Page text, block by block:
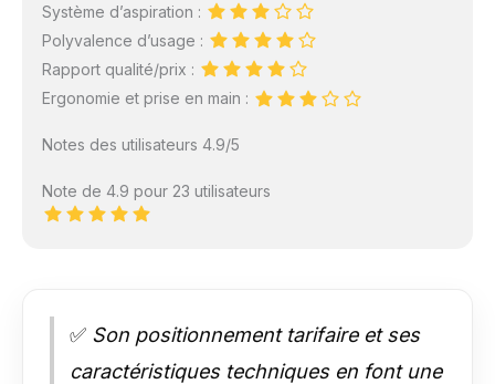
Système d’aspiration :
Polyvalence d’usage :
Rapport qualité/prix :
Ergonomie et prise en main :
Notes des utilisateurs 4.9/5
Note de 4.9 pour 23 utilisateurs
✅ Son positionnement tarifaire et ses
caractéristiques techniques en font une